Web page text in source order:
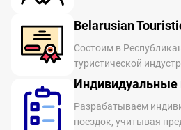
Belarusian
Состоим в
туристической
Разрабатываем
поездок, учитывая